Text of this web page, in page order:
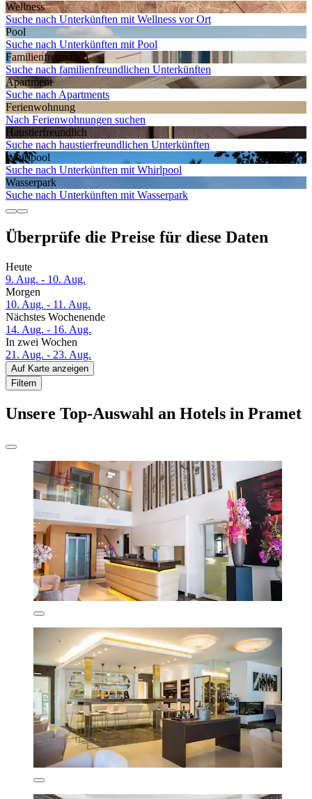
Wellness
Suche nach Unterkünften mit Wellness vor Ort
Pool
Suche nach Unterkünften mit Pool
Familien­freundlich
Suche nach familienfreundlichen Unterkünften
Apartment
Suche nach Apartments
Ferien­wohnung
Nach Ferienwohnungen suchen
Haustier­freundlich
Suche nach haustierfreundlichen Unterkünften
Whirlpool
Suche nach Unterkünften mit Whirlpool
Wasserpark
Suche nach Unterkünften mit Wasserpark
Überprüfe die Preise für diese Daten
Heute
9. Aug. - 10. Aug.
Morgen
10. Aug. - 11. Aug.
Nächstes Wochenende
14. Aug. - 16. Aug.
In zwei Wochen
21. Aug. - 23. Aug.
Auf Karte anzeigen
Filtern
Unsere Top-Auswahl an Hotels in Pramet